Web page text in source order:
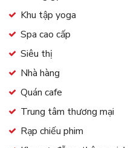
Khu tập yoga
Spa cao cấp
Siêu thị
Nhà hàng
Quán cafe
Trung tâm thương mại
Rạp chiếu phim